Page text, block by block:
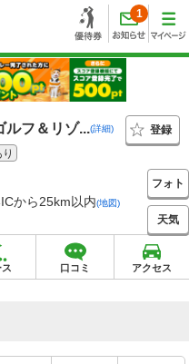
1
ルフ＆リゾ...(詳細)
登録
から25km以内(地図)
フォト
天気
ス 口コミ アクセス